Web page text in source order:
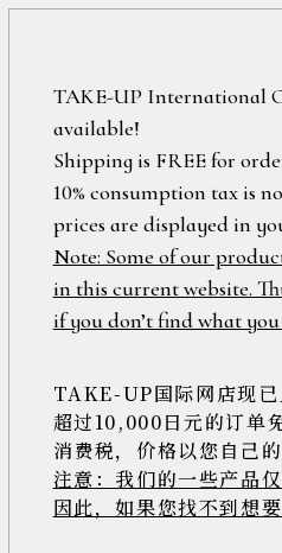
フリーワード
在庫なし含む
アイテム
ロ
グ
イ
ン
/
新
規
会
登
録
>>
TAKE-UP International
available!
Shipping is FREE for
10% consumption tax is
prices are displayed in
Note: Some of our
in this current website.
if you don’t find what
TAKE-UP国际网店现已
超过10,000日元的订单
消费税，价格以您自己的
注意：我们的一些产品
因此，如果您找不到想